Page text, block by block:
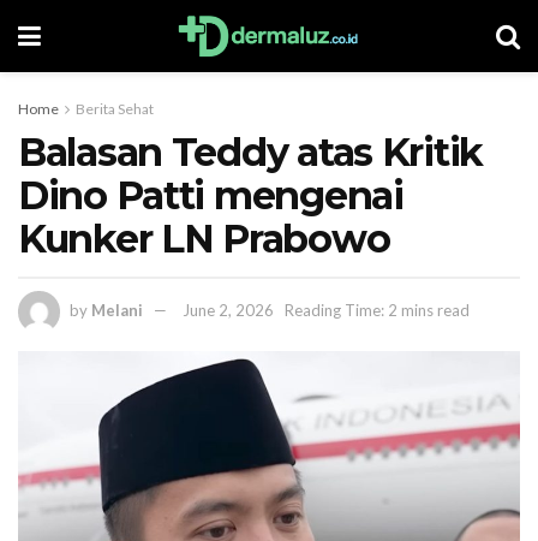
Home Berita Sehat
Balasan Teddy atas Kritik
Dino Patti mengenai
Kunker LN Prabowo
by Melani June 2, 2026 Reading Time: 2 mins read